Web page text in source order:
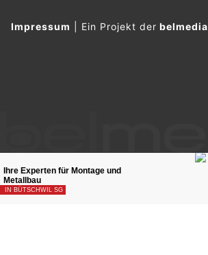
Impressum Ein Projekt derbelmedia